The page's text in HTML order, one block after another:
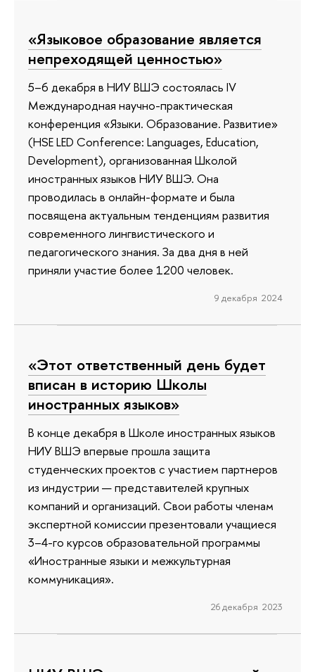
«Языковое образование является
непреходящей ценностью»
5–6 декабря в НИУ ВШЭ состоялась IV
Международная научно-практическая
конференция «Языки. Образование. Развитие»
(HSE LED Conference: Languages, Education,
Development), организованная Школой
иностранных языков НИУ ВШЭ. Она
проводилась в онлайн-формате и была
посвящена актуальным тенденциям развития
современного лингвистического и
педагогического знания. За два дня в ней
приняли участие более 1200 человек.
9 декабря 2024
«Этот ответственный день будет
вписан в историю Школы
иностранных языков»
В конце декабря в Школе иностранных языков
НИУ ВШЭ впервые прошла защита
студенческих проектов с участием партнеров
из индустрии — представителей крупных
компаний и организаций. Свои работы членам
экспертной комиссии презентовали учащиеся
3–4-го курсов образовательной программы
«Иностранные языки и межкультурная
коммуникация».
26 декабря 2023